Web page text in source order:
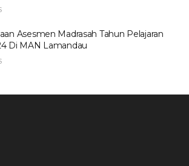
Asesmen Madrasah Tahun Pelajaran
Di MAN Lamandau